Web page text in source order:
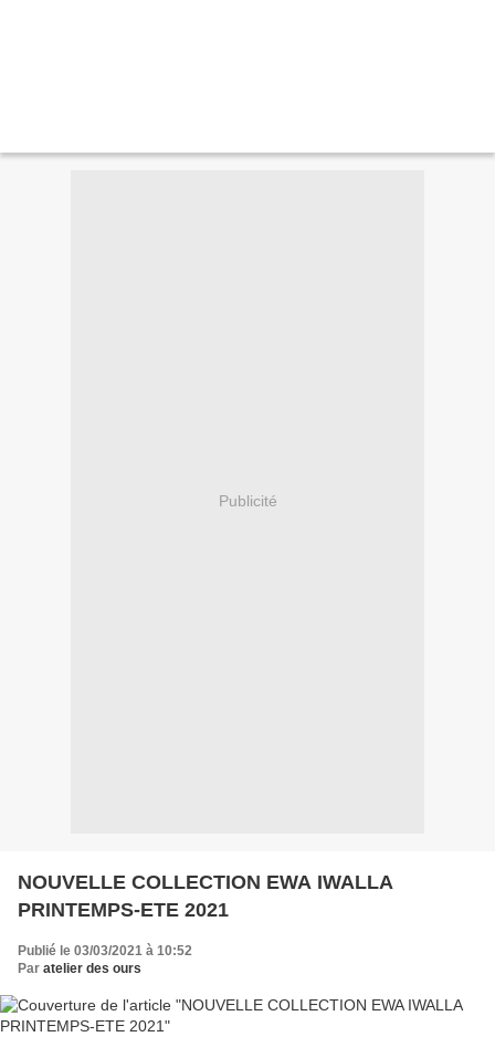
Publicité
NOUVELLE COLLECTION EWA IWALLA
PRINTEMPS-ETE 2021
Publié le 03/03/2021 à 10:52
Par atelier des ours